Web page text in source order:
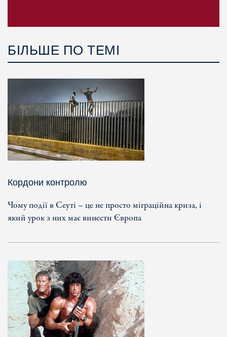
БІЛЬШЕ ПО ТЕМІ
Кордони контролю
Чому події в Сеуті – це не просто міграційна криза, і
який урок з них має винести Європа